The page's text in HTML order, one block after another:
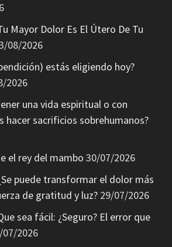
Mayor Dolor Es El Útero De Tu
08/2026
estás eligiendo hoy?
2026
una vida espiritual o con
hacer sacrificios sobrehumanos?
el rey del mambo 30/07/2026
puede transformar el dolor más
de gratitud y luz? 29/07/2026
sea fácil: ¿Seguro? El error que
07/2026